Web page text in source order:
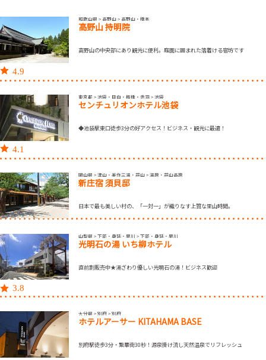
4.9
和歌山県 > 高野山 > 高野山・橋本
高野山 持明院
高野山の中央部にあり観光に便利。庭園に囲まれた落着ける宿坊です
4.1
東京都 > 池袋・目白・板橋・赤羽 > 池袋
センチュリオンホテル池袋
◆池袋駅東口徒歩3分の好アクセス！ビジネス・観光に最適！
岡山県 > 津山・美作三湯・蒜山 > 湯原・蒜山高原
新庄宿 須貝邸
日本で最も美しい村の、「一対一」が織りなす上質な里山時間。
3.8
山梨県 > 下部・身延・早川 > 下部・身延・早川
光明石の湯 いち柳ホテル
直前割販売中★湯ざわり優しい光明石の湯！ビジネス歓迎
大分県 > 別府 > 別府
ホテルアーサー KITAHAMA BASE
別府駅徒歩3分・繁華街30秒！源泉掛け流し天然温泉でリフレッシュ